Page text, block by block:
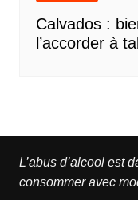
Calvados :
l’accorder à
L’abus d’alcool est
consommer avec